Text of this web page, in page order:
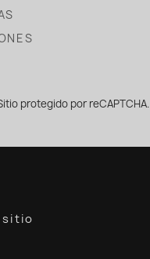
protegido por reCAPTCHA.
sitio